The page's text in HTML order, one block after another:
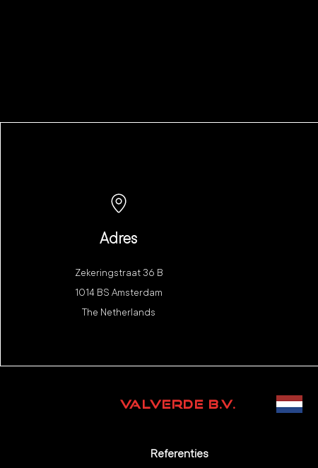
Adres
Zekeringstraat 36 B
1014 BS Amsterdam
The Netherlands
VALVERDE B.V.
Referenties